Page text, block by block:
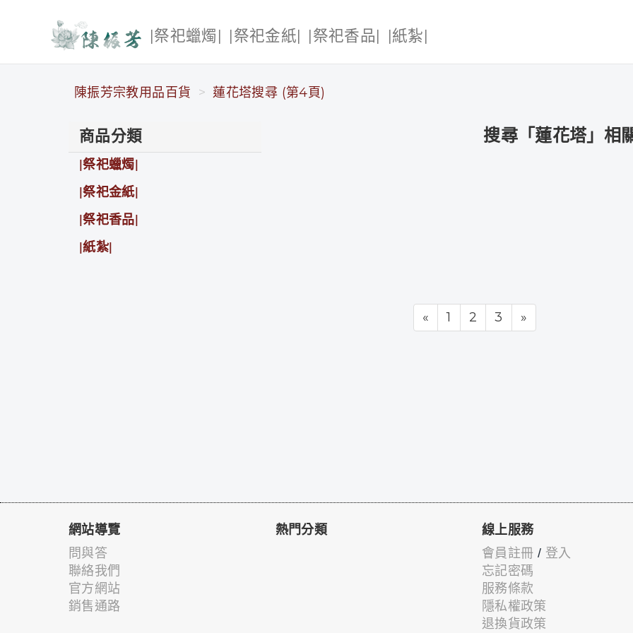
陳振芳宗教用品百貨
|祭祀蠟燭| |祭祀金紙| |祭祀香品| |紙紮|
陳振芳宗教用品百貨 蓮花塔搜尋 (第4頁)
商品分類
|祭祀蠟燭|
|祭祀金紙|
|祭祀香品|
|紙紮|
搜尋「蓮花塔」相
« 1 2 3 »
網站導覽
問與答
聯絡我們
官方網站
銷售通路
熱門分類 線上服務
會員註冊 / 登入
忘記密碼
服務條款
隱私權政策
退換貨政策